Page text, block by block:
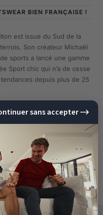
BIEN FRANÇAISE !
est issue du Sud de la
Son créateur Michaël
sports a lancé une gamme
Sport chic qui n’a de cesse
depuis plus de 25
PLUS
!